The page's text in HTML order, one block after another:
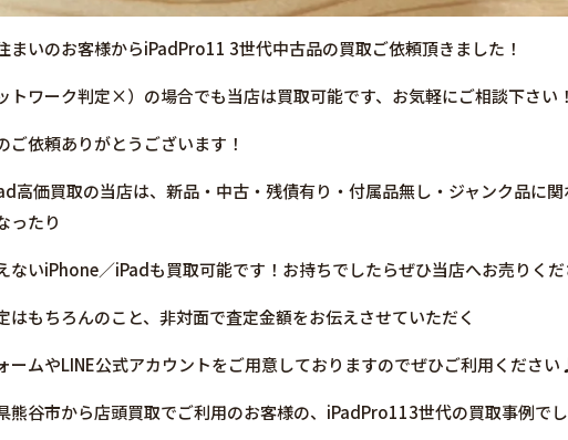
まいのお客様からiPadPro11 3世代中古品の買取ご依頼頂きました！
トワーク判定×）の場合でも当店は買取可能です、お気軽にご相談下さい！
ご依頼ありがとうございます！
高価買取の当店は、新品・中古・残債有り・付属品無し・ジャンク品に
ったり
ないiPhone／iPadも買取可能です！お持ちでしたらぜひ当店へお売りく
はもちろんのこと、非対面で査定金額をお伝えさせていただく
ームやLINE公式アカウントをご用意しておりますのでぜひご利用ください
熊谷市から店頭買取でご利用のお客様の、iPadPro113世代の買取事例でし